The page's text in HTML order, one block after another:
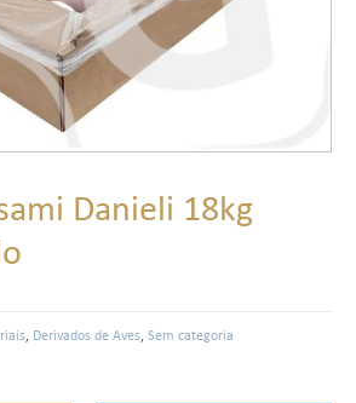
Danieli 18kg
, Derivados de Aves, Sem categoria